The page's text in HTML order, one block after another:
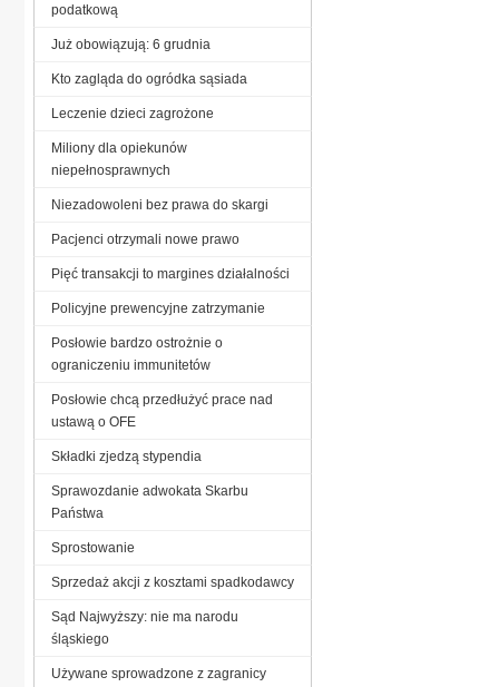
podatkową
Już obowiązują: 6 grudnia
Kto zagląda do ogródka sąsiada
Leczenie dzieci zagrożone
Miliony dla opiekunów
niepełnosprawnych
Niezadowoleni bez prawa do skargi
Pacjenci otrzymali nowe prawo
Pięć transakcji to margines działalności
Policyjne prewencyjne zatrzymanie
Posłowie bardzo ostrożnie o
ograniczeniu immunitetów
Posłowie chcą przedłużyć prace nad
ustawą o OFE
Składki zjedzą stypendia
Sprawozdanie adwokata Skarbu
Państwa
Sprostowanie
Sprzedaż akcji z kosztami spadkodawcy
Sąd Najwyższy: nie ma narodu
śląskiego
Używane sprowadzone z zagranicy